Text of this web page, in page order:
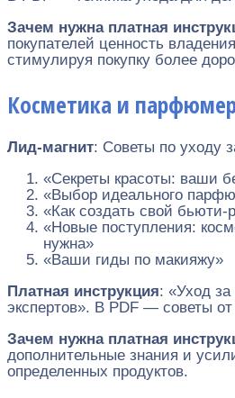
Зачем нужна платная
покупателей ценность
стимулируя покупку более
Косметика и
Лид-магнит: Советы по уходу
«Секреты красоты: ваши
«Выбор идеального
«Как создать свой бьюти-
«Новые поступления:
нужна»
«Ваши гиды по макияжу»
Платная инструкция: «Уход за
экспертов». В PDF — советы
Зачем нужна платная
дополнительные знания и
определенных продуктов.